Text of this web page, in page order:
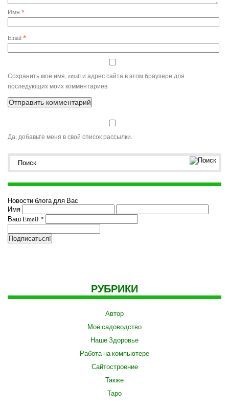
Имя *
Email *
Сохранить моё имя, email и адрес сайта в этом браузере для
последующих моих комментариев.
Да, добавьте меня в свой список рассылки.
Новости блога для Вас
Имя
Ваш Emeil *
РУБРИКИ
Автор
Моё садоводство
Наше Здоровье
Работа на компьютере
Сайтостроение
Также
Таро